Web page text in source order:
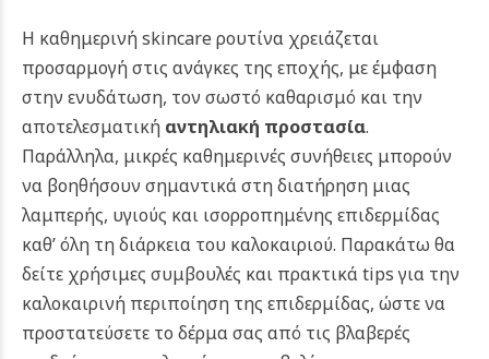
Η καθημερινή skincare ρουτίνα χρειάζεται
προσαρμογή στις ανάγκες της εποχής, με έμφαση
στην ενυδάτωση, τον σωστό καθαρισμό και την
αποτελεσματική αντηλιακή προστασία.
Παράλληλα, μικρές καθημερινές συνήθειες μπορούν
να βοηθήσουν σημαντικά στη διατήρηση μιας
λαμπερής, υγιούς και ισορροπημένης επιδερμίδας
καθ’ όλη τη διάρκεια του καλοκαιριού. Παρακάτω θα
δείτε χρήσιμες συμβουλές και πρακτικά tips για την
καλοκαιρινή περιποίηση της επιδερμίδας, ώστε να
προστατεύσετε το δέρμα σας από τις βλαβερές